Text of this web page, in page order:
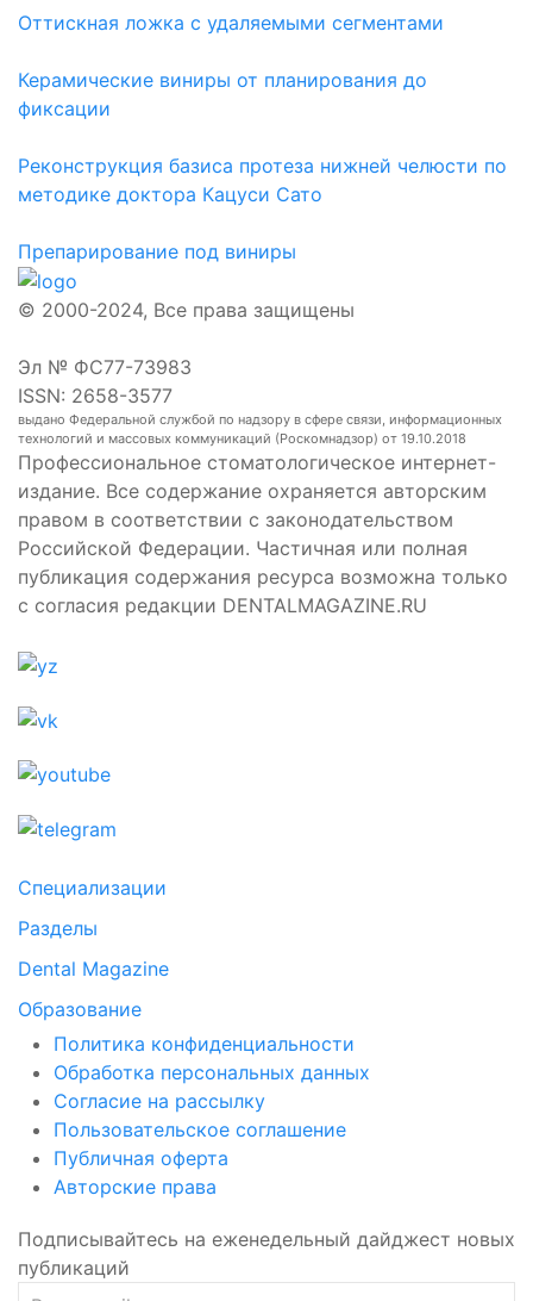
Оттискная ложка с удаляемыми сегментами
Керамические виниры от планирования до
фиксации
Реконструкция базиса протеза нижней челюсти по
методике доктора Кацуси Сато
Препарирование под виниры
© 2000-2024, Все права защищены
Эл № ФС77-73983
ISSN: 2658-3577
выдано Федеральной службой по надзору в сфере связи, информационных
технологий и массовых коммуникаций (Роскомнадзор) от 19.10.2018
Профессиональное стоматологическое интернет-
издание. Все содержание охраняется авторским
правом в соответствии с законодательством
Российской Федерации. Частичная или полная
публикация содержания ресурса возможна только
с согласия редакции DENTALMAGAZINE.RU
Специализации
Разделы
Dental Magazine
Образование
Политика конфиденциальности
Обработка персональных данных
Согласие на рассылку
Пользовательское соглашение
Публичная оферта
Авторские права
Подписывайтесь на еженедельный дайджест новых
публикаций